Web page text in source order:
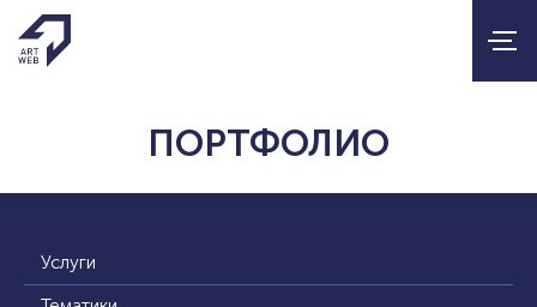
ПОРТФОЛИО
Услуги